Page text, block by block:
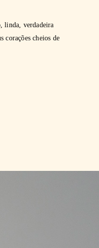
linda, verdadeira
corações cheios de